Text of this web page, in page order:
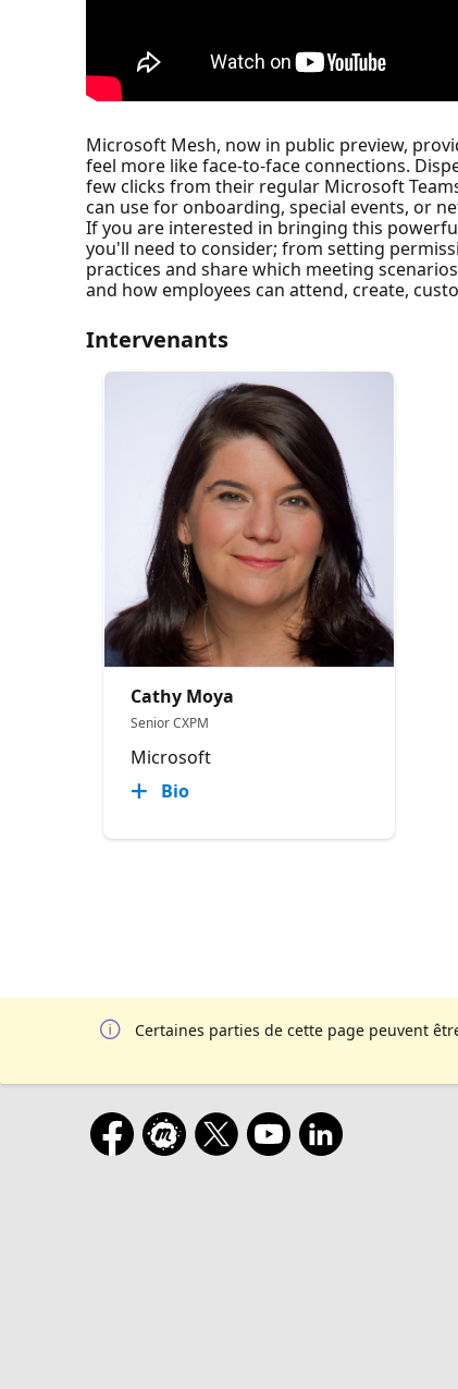
Microsoft Mesh, now in public preview,
feel more like face-to-face connections.
few clicks from their regular Microsoft
can use for onboarding, special events, or
If you are interested in bringing this
you'll need to consider; from setting
practices and share which meeting
and how employees can attend, create,
Intervenants
Cathy Moya
Senior CXPM
Microsoft
Bio
Certaines parties de cette page peuvent